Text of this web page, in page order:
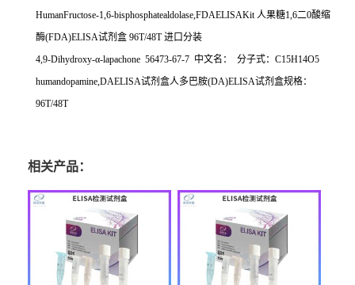
HumanFructose-1,6-bisphosphatealdolase,FDAELISAKit人果糖1,6二0酸缩
酶(FDA)ELISA试剂盒 96T/48T进口分装
4,9-Dihydroxy-α-lapachone 56473-67-7 中文名： 分子式： C15H14O5
humandopamine,DAELISA试剂盒人多巴胺(DA)ELISA试剂盒规格：
96T/48T
相关产品：